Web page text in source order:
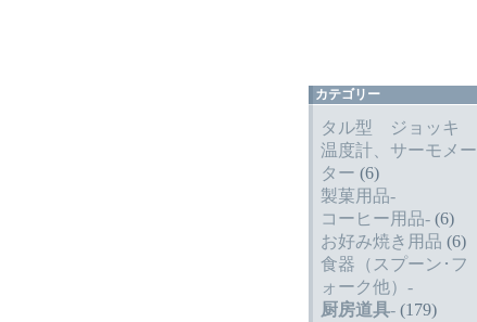
カテゴリー
タル型 ジョッキ
温度計、サーモメー
ター (6)
製菓用品-
コーヒー用品- (6)
お好み焼き用品 (6)
食器（スプーン･フ
ォーク他）-
厨房道具- (179)